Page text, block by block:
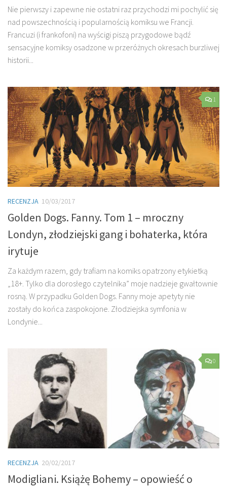
Nie pierwszy i zapewne nie ostatni raz przychodzi mi pochylić się
nad powszechnością i popularnością komiksu we Francji.
Francuzi (i frankofoni) na wyścigi piszą przygodowe bądź
sensacyjne komiksy osadzone w przeróżnych okresach burzliwej
historii...
1
RECENZJA 10/03/2017
Golden Dogs. Fanny. Tom 1 – mroczny
Londyn, złodziejski gang i bohaterka, która
irytuje
Za każdym razem, gdy trafiam na komiks opatrzony etykietką
„18+. Tylko dla dorosłego czytelnika” moje nadzieje gwałtownie
rosną. W przypadku Golden Dogs. Fanny moje apetyty nie
zostały do końca zaspokojone. Złodziejska symfonia w
Londynie...
0
RECENZJA 20/02/2017
Modigliani. Książę Bohemy – opowieść o